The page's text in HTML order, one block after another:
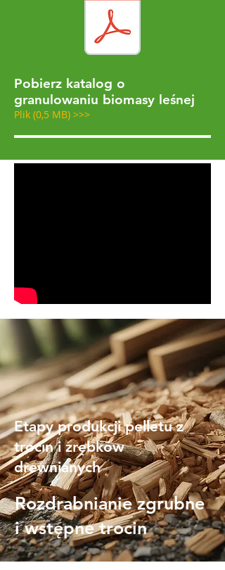
Pobierz katalog o
granulowaniu biomasy leśnej
Plik (0,5 MB) >>>
Etapy produkcji pelletu z
trocin i zrębków
drewnianych
Rozdrabnianie zgrubne
i wstępne trocin